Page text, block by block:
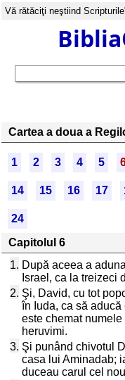
Vă rătăciţi neştiind
Cartea a doua a
1 2 3 4 5
14 15 16 17
24
Capitolul 6
1. După aceea a
Israel, ca la treizeci
2. Şi, David, cu tot
în Iuda, ca să
este chemat
heruvimi.
3. Şi punând chivotul
casa lui Aminadab;
duceau carul cel